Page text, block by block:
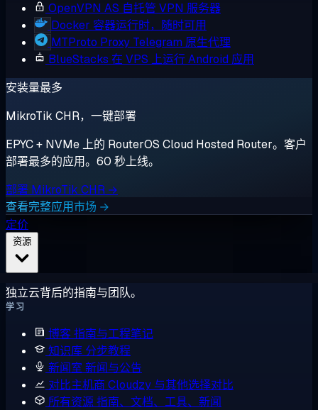
OpenVPN AS 自托管 VPN 服务器
Docker 容器运行时，随时可用
MTProto Proxy Telegram 原生代理
BlueStacks 在 VPS 上运行 Android 应用
安装量最多
MikroTik CHR，一键部署
EPYC + NVMe 上的 RouterOS Cloud Hosted Router。客户
部署最多的应用。60 秒上线。
部署 MikroTik CHR →
查看完整应用市场 →
定价
独立云背后的指南与团队。
学习
博客指南与工程笔记
知识库 分步教程
新闻室 新闻与公告
对比主机商 Cloudzy 与其他选择对比
所有资源指南、文档、工具、新闻